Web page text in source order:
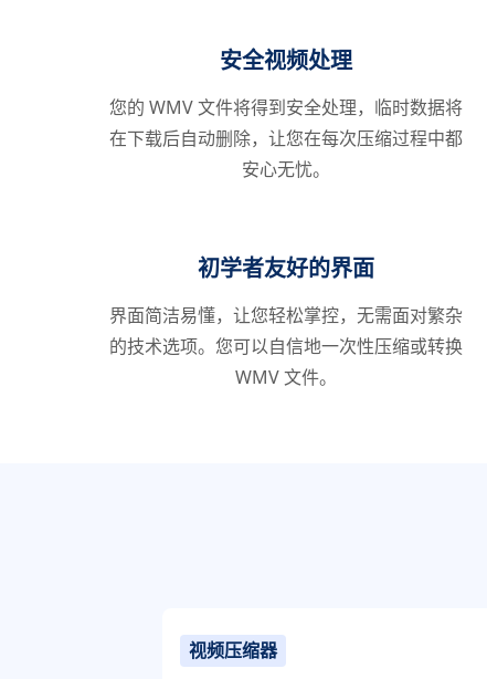
安全视频处理
您的 WMV 文件将得到安全处理，临时数据将
在下载后自动删除，让您在每次压缩过程中都
安心无忧。
初学者友好的界面
界面简洁易懂，让您轻松掌控，无需面对繁杂
的技术选项。您可以自信地一次性压缩或转换
WMV 文件。
视频压缩器